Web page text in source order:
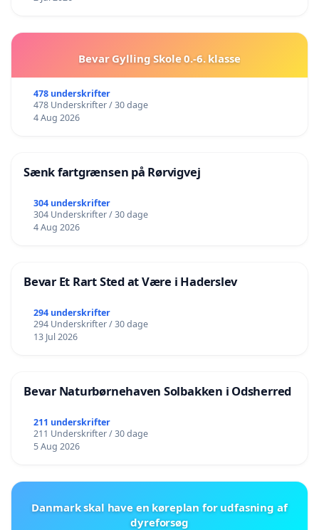
Bevar Gylling Skole 0.-6. klasse
478 underskrifter
478 Underskrifter / 30 dage
4 Aug 2026
Sænk fartgrænsen på Rørvigvej
304 underskrifter
304 Underskrifter / 30 dage
4 Aug 2026
Bevar Et Rart Sted at Være i Haderslev
294 underskrifter
294 Underskrifter / 30 dage
13 Jul 2026
Bevar Naturbørnehaven Solbakken i Odsherred
211 underskrifter
211 Underskrifter / 30 dage
5 Aug 2026
Danmark skal have en køreplan for udfasning af
dyreforsøg